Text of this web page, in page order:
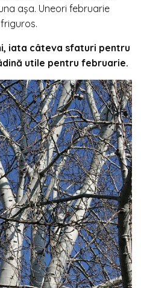
așa. Uneori februarie
iata câteva sfaturi pentru
utile pentru februarie.